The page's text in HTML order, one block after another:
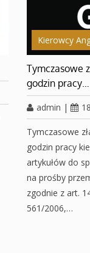
Kierowcy
Tymczasowe
godzin pracy…
admin |
Tymczasowe
godzin pracy
artykułów do
na prośby
zgodnie z art.
561/2006,…